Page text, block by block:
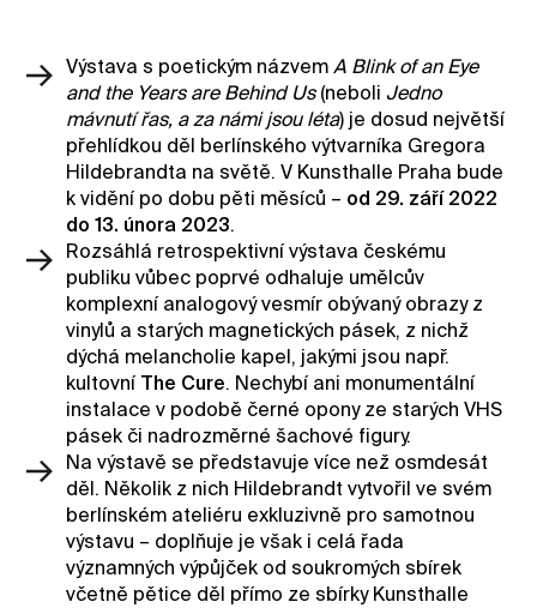
Novinky
Pro média
Pronájem prostor
Volné pozice
Výstava s poetickým názvemA Blink of an Eye
and the Years are Behind Us (neboli Jedno
mávnutí řas, a za námi jsou léta) je dosud největší
přehlídkou děl berlínského výtvarníka Gregora
Hildebrandta na světě. V Kunsthalle Praha bude
k vidění po dobu pěti měsíců – od 29. září 2022
do 13. února 2023.
Rozsáhlá retrospektivní výstava českému
publiku vůbec poprvé odhaluje umělcův
komplexní analogový vesmír obývaný obrazy z
vinylů a starých magnetických pásek, z nichž
dýchá melancholie kapel, jakými jsou např.
kultovní
The Cure. Nechybí ani monumentální
instalace v podobě černé opony ze starých VHS
pásek či nadrozměrné šachové figury.
Na výstavě se představuje více než osmdesát
děl. Několik z nich Hildebrandt vytvořil ve svém
berlínském ateliéru exkluzivně pro samotnou
výstavu – doplňuje je však i celá řada
významných výpůjček od soukromých sbírek
včetně pětice děl přímo ze sbírky Kunsthalle